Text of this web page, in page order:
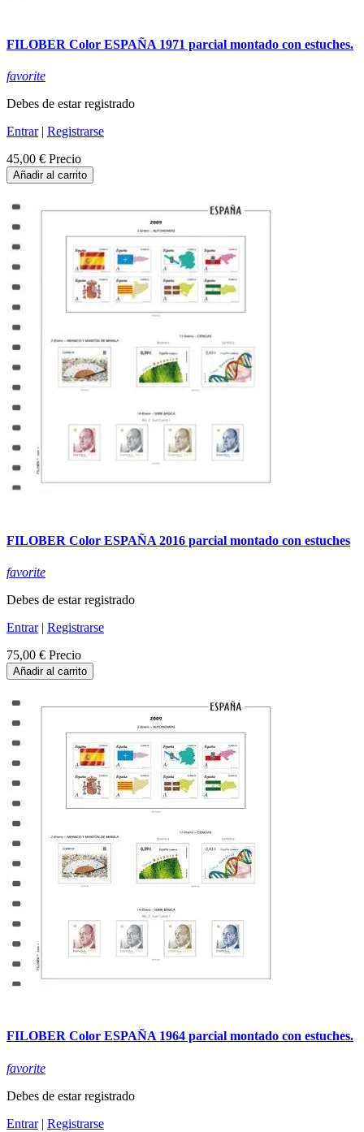
FILOBER Color ESPAÑA 1971 parcial montado con estuches.
favorite
Debes de estar registrado
Entrar| Registrarse
45,00 € Precio
Añadir al carrito
FILOBER Color ESPAÑA 2016 parcial montado con estuches
favorite
Debes de estar registrado
Entrar| Registrarse
75,00 € Precio
Añadir al carrito
FILOBER Color ESPAÑA 1964 parcial montado con estuches.
favorite
Debes de estar registrado
Entrar| Registrarse